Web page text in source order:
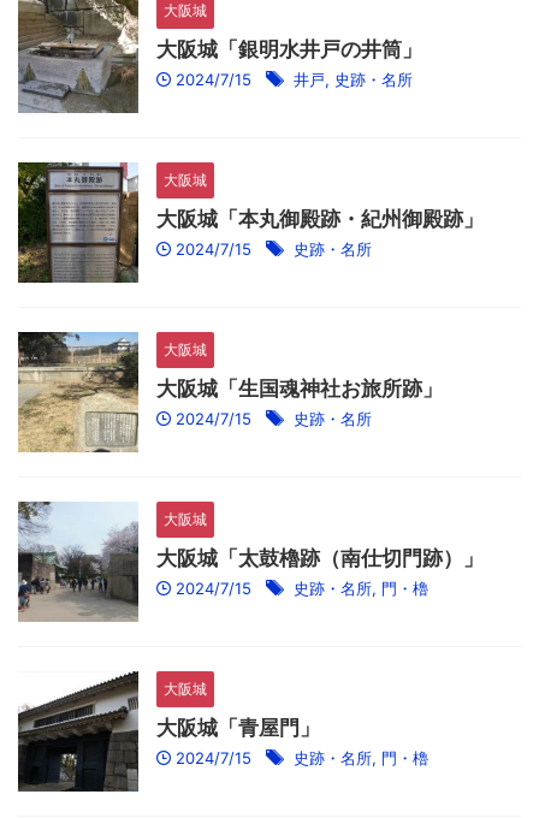
大阪城
大阪城「銀明水井戸の井筒」
2024/7/15 井戸, 史跡・名所
大阪城
大阪城「本丸御殿跡・紀州御殿跡」
2024/7/15 史跡・名所
大阪城
大阪城「生国魂神社お旅所跡」
2024/7/15 史跡・名所
大阪城
大阪城「太鼓櫓跡（南仕切門跡）」
2024/7/15 史跡・名所, 門・櫓
大阪城
大阪城「青屋門」
2024/7/15 史跡・名所, 門・櫓